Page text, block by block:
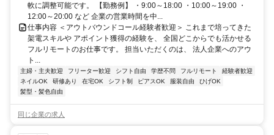
軟に調整可能です。 【勤務例】 ・9:00～18:00 ・10:00～19:00 ・
12:00～20:00 など 企業の営業時間を中...
仕事内容 ＜アウトバウンドコール経験者歓迎＞ これまで培ってきた
架電スキルや アポイント獲得の経験を、 全国どこからでも活かせる
フルリモートのお仕事です。 担当いただくのは、 法人企業へのアウ
ト...
主婦・主夫歓迎 フリーター歓迎 シフト自由 学歴不問 フルリモート
経験者歓迎
ネイルOK
研修あり 在宅OK シフト制 ピアスOK 服装自由
ひげOK
髪型・髪色自由
同じ企業の求人